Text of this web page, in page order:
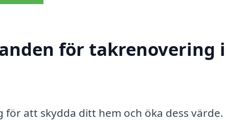
för takrenovering i
att skydda ditt hem och öka dess värde.